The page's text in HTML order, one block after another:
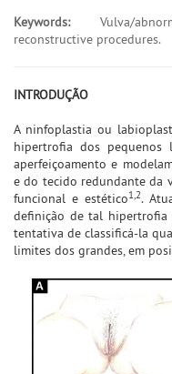
Keywords:Vulva/
reconstructive procedures.
INTRODUÇÃO
A ninfoplastia ou
hipertrofia dos
aperfeiçoamento e
e do tecido redundante da
funcional e estético1,2.
definição de tal hipertrofia
tentativa de classificá-la
limites dos grandes, em